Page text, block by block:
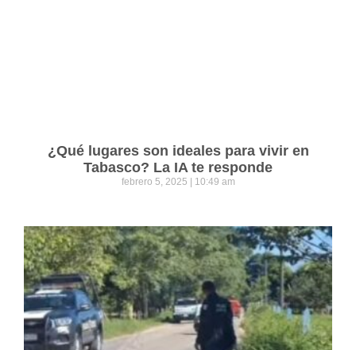
¿Qué lugares son ideales para vivir en
Tabasco? La IA te responde
febrero 5, 2025 10:49 am